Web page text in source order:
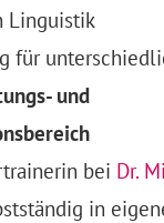
Linguistik
für
und
bei Dr.
in